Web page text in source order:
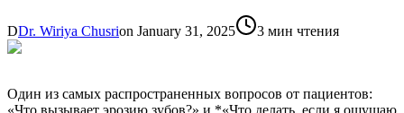
DDr. Wiriya Chusrion January 31, 2025 3 мин чтения
Один из самых распространенных вопросов от пациентов:
«Что вызывает эрозию зубов?» и *«Что делать, если я ощущаю